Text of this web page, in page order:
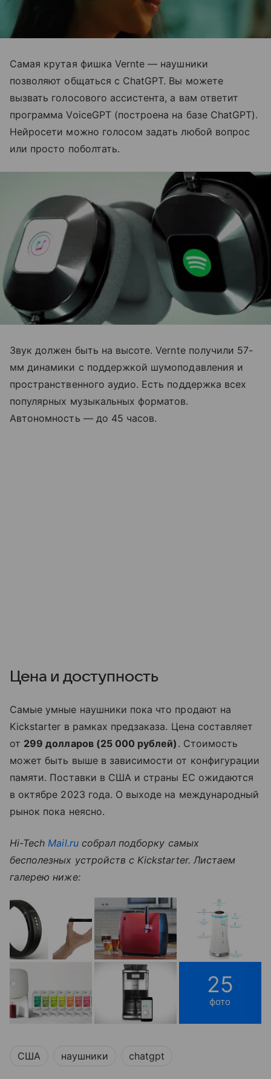
Самая крутая фишка Vernte — наушники
позволяют общаться с ChatGPT. Вы можете
вызвать голосового ассистента, а вам ответит
программа VoiceGPT (построена на базе ChatGPT).
Нейросети можно голосом задать любой вопрос
или просто поболтать.
Звук должен быть на высоте. Vernte получили 57-
мм динамики с поддержкой шумоподавления и
пространственного аудио. Есть поддержка всех
популярных музыкальных форматов.
Автономность — до 45 часов.
Цена и доступность
Самые умные наушники пока что продают на
Kickstarter в рамках предзаказа. Цена составляет
от 299 долларов (25 000 рублей) . Стоимость
может быть выше в зависимости от конфигурации
памяти. Поставки в США и страны ЕС ожидаются
в октябре 2023 года. О выходе на международный
рынок пока неясно.
Hi-TechMail.ruсобрал подборку самых
бесполезных устройств с Kickstarter. Листаем
галерею ниже:
25
фото
США наушники chatgpt